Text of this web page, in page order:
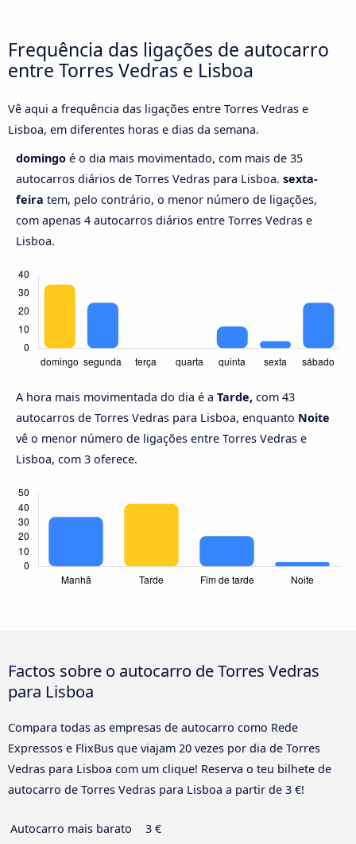
Frequência das ligações de autocarro
entre Torres Vedras e Lisboa
Vê aqui a frequência das ligações entre Torres Vedras e
Lisboa, em diferentes horas e dias da semana.
domingo é o dia mais movimentado, com mais de 35
autocarros diários de Torres Vedras para Lisboa. sexta-
feira tem, pelo contrário, o menor número de ligações,
com apenas 4 autocarros diários entre Torres Vedras e
Lisboa.
A hora mais movimentada do dia é a Tarde, com 43
autocarros de Torres Vedras para Lisboa, enquanto Noite
vê o menor número de ligações entre Torres Vedras e
Lisboa, com 3 oferece.
Factos sobre o autocarro de Torres Vedras
para Lisboa
Compara todas as empresas de autocarro como Rede
Expressos e FlixBus que viajam 20 vezes por dia de Torres
Vedras para Lisboa com um clique! Reserva o teu bilhete de
autocarro de Torres Vedras para Lisboa a partir de 3 €!
Autocarro mais barato
3 €